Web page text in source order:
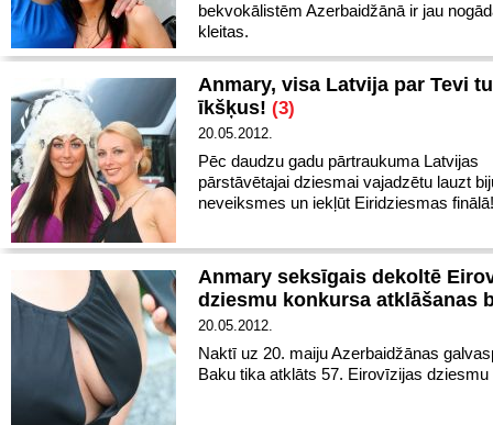
bekvokālistēm Azerbaidžānā ir jau
kleitas.
Anmary, visa Latvija par Tevi
īkšķus! (3)
20.05.2012.
Pēc daudzu gadu pārtraukuma Latvijas
pārstāvētajai dziesmai vajadzētu lauzt
neveiksmes un iekļūt Eiridziesmas finālā!
Anmary seksīgais dekoltē
dziesmu konkursa atklāšanas
20.05.2012.
Naktī uz 20. maiju Azerbaidžānas
Baku tika atklāts 57. Eirovīzijas